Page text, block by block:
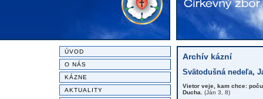
ÚVOD
O NÁS
KÁZNE
AKTUALITY
Archív kázní
Svätodušná nedeľa,
Vietor veje, kam chce:
Ducha.
(Ján 3, 8)